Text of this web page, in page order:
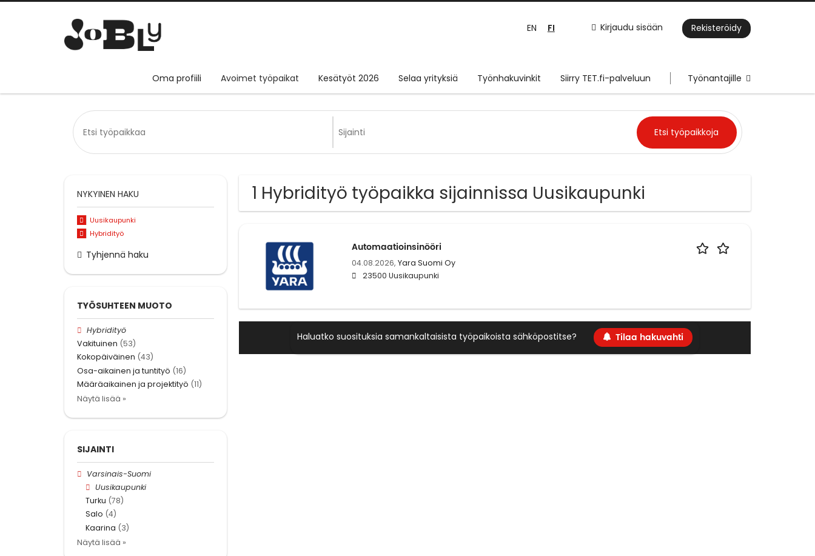
Kirjaudu sisään Rekisteröidy
EN FI
Oma profiili Avoimet työpaikat Kesätyöt 2026 Selaa yrityksiä Työnhakuvinkit Siirry TET.fi-palveluun Työnantajille
1 Hybridityö työpaikka sijainnissa Uusikaupunki
Automaatioinsinööri
04.08.2026, Yara Suomi Oy
23500 Uusikaupunki
Haluatko suosituksia samankaltaisista työpaikoista sähköpostitse? Tilaa hakuvahti
NYKYINEN HAKU
Uusikaupunki
Hybridityö
Tyhjennä haku
TYÖSUHTEEN MUOTO
Hybridityö
Vakituinen (53)
Kokopäiväinen (43)
Osa-aikainen ja tuntityö (16)
Määräaikainen ja projektityö (11)
Näytä lisää »
SIJAINTI
Varsinais-Suomi
Uusikaupunki
Turku (78)
Salo (4)
Kaarina (3)
Näytä lisää »